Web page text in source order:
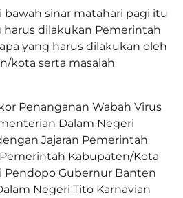
bawah sinar matahari pagi itu
harus dilakukan Pemerintah
yang harus dilakukan oleh
kota serta masalah
Penanganan Wabah Virus
Dalam Negeri
Jajaran Pemerintah
Kabupaten/Kota
Pendopo Gubernur Banten
Negeri Tito Karnavian